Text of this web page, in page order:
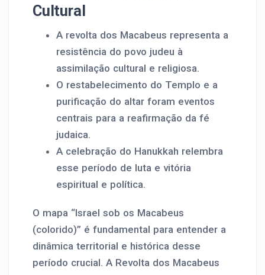
Cultural
A revolta dos Macabeus representa a
resistência do povo judeu à
assimilação cultural e religiosa.
O restabelecimento do Templo e a
purificação do altar foram eventos
centrais para a reafirmação da fé
judaica.
A celebração do Hanukkah relembra
esse período de luta e vitória
espiritual e política.
O mapa “Israel sob os Macabeus
(colorido)” é fundamental para entender a
dinâmica territorial e histórica desse
período crucial. A Revolta dos Macabeus